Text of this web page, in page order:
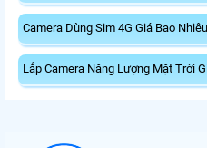
Camera Dùng Sim 4G Giá Bao
Lắp Camera Năng Lượng Mặt Trời